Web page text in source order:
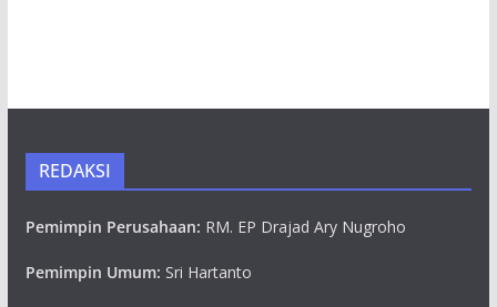
REDAKSI
Pemimpin Perusahaan: RM. EP Drajad Ary Nugroho
Pemimpin Umum: Sri Hartanto